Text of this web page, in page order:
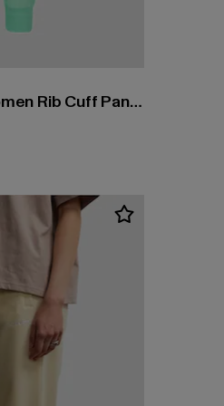
Champion Legacy Women Rib Cuff Pants
EUR 11,99